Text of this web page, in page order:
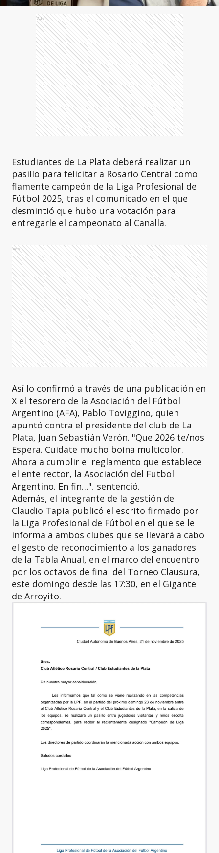
Ads
Estudiantes de La Plata deberá realizar un
pasillo para felicitar a Rosario Central como
flamente campeón de la Liga Profesional de
Fútbol 2025, tras el comunicado en el que
desmintió que hubo una votación para
entregarle el campeonato al Canalla.
Ads
Así lo confirmó a través de una publicación en
X el tesorero de la Asociación del Fútbol
Argentino (AFA), Pablo Toviggino, quien
apuntó contra el presidente del club de La
Plata, Juan Sebastián Verón. "Que 2026 te/nos
Espera. Cuidate mucho boina multicolor.
Ahora a cumplir el reglamento que establece
el ente rector, la Asociación del Futbol
Argentino. En fin…", sentenció.
Además, el integrante de la gestión de
Claudio Tapia publicó el escrito firmado por
la Liga Profesional de Fútbol en el que se le
informa a ambos clubes que se llevará a cabo
el gesto de reconocimiento a los ganadores
de la Tabla Anual, en el marco del encuentro
por los octavos de final del Torneo Clausura,
este domingo desde las 17:30, en el Gigante
de Arroyito.